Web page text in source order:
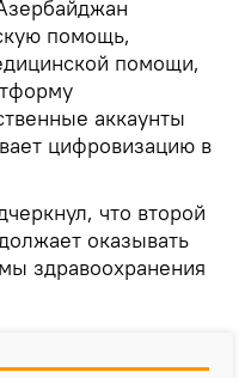
помощь,
помощи,
аккаунты
цифровизацию в
что второй
оказывать
здравоохранения